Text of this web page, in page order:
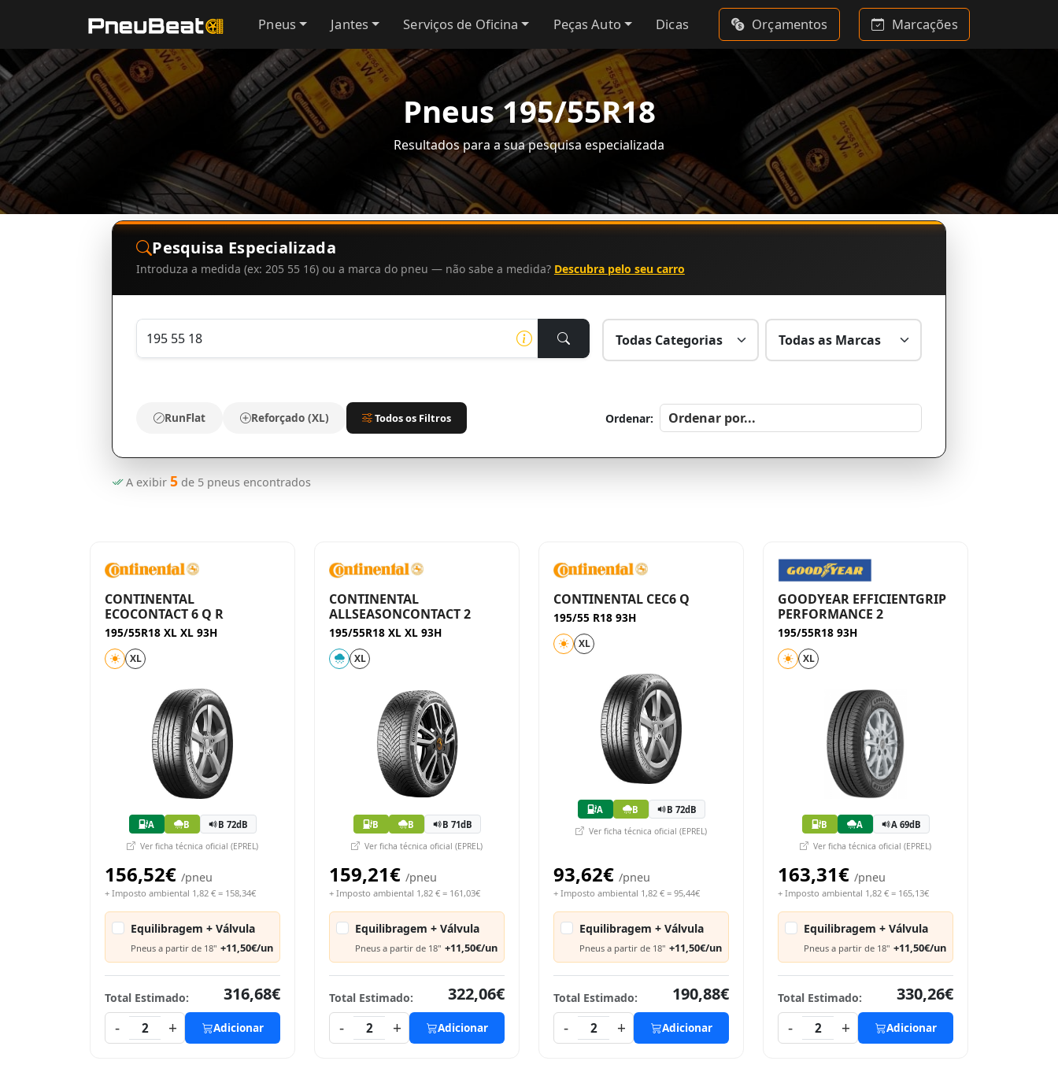
Pneus Jantes Serviços de Oficina Peças Auto Dicas Orçamentos Marcações
Pneus 195/55R18
Resultados para a sua pesquisa especializada
Pesquisa Especializada
Introduza a medida (ex: 205 55 16) ou a marca do pneu — não sabe a medida? Descubra pelo seu carro
RunFlat Reforçado (XL) Todos os Filtros Ordenar:
A exibir 5de 5pneus encontrados
CONTINENTAL
ECOCONTACT 6 Q R
195/55R18 XL XL 93H
XL
A B B 72dB
Ver ficha técnica oficial (EPREL)
156,52€ /pneu
+ Imposto ambiental 1,82 € = 158,34€
Equilibragem + Válvula
Pneus a partir de 18" +11,50€/un
Total Estimado:
316,68€
-
2 + Adicionar
CONTINENTAL
ALLSEASONCONTACT 2
195/55R18 XL XL 93H
XL
B B B 71dB
Ver ficha técnica oficial (EPREL)
159,21€ /pneu
+ Imposto ambiental 1,82 € = 161,03€
Equilibragem + Válvula
Pneus a partir de 18" +11,50€/un
Total Estimado:
322,06€
-
2 + Adicionar
CONTINENTAL CEC6 Q
195/55 R18 93H
XL
A B B 72dB
Ver ficha técnica oficial (EPREL)
93,62€ /pneu
+ Imposto ambiental 1,82 € = 95,44€
Equilibragem + Válvula
Pneus a partir de 18" +11,50€/un
Total Estimado:
190,88€
-
2 + Adicionar
GOODYEAR EFFICIENTGRIP
PERFORMANCE 2
195/55R18 93H
XL
B A A 69dB
Ver ficha técnica oficial (EPREL)
163,31€ /pneu
+ Imposto ambiental 1,82 € = 165,13€
Equilibragem + Válvula
Pneus a partir de 18" +11,50€/un
Total Estimado:
330,26€
-
2 + Adicionar